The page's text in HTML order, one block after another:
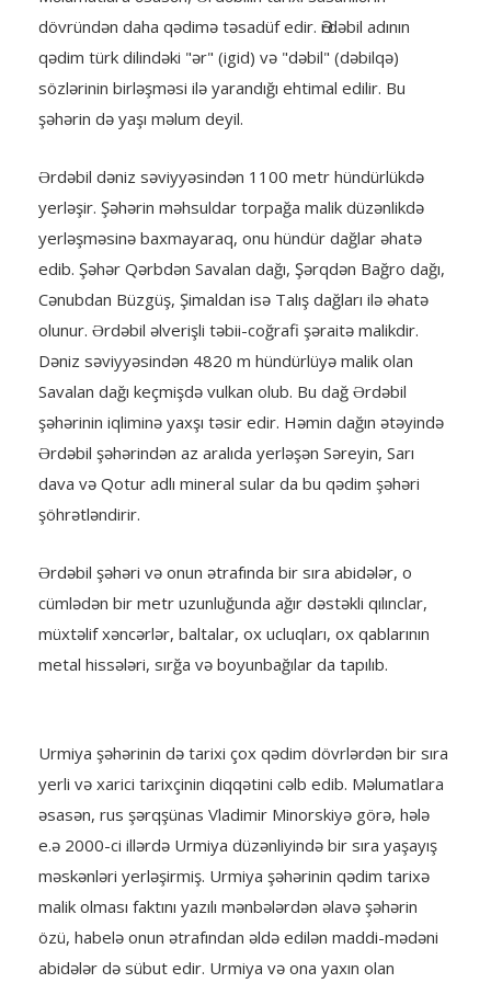
dövründən daha qədimə təsadüf edir. Әrdәbil adının
qәdim türk dilindәki "әr" (igid) vә "dәbil" (dəbilqə)
sözlәrinin birlәşmәsi ilә yarandığı ehtimal edilir. Bu
şəhərin də yaşı məlum deyil.
Ərdəbil dəniz səviyyəsindən 1100 metr hündürlükdə
yerləşir. Şəhərin məhsuldar torpağa malik düzənlikdə
yerləşməsinə baxmayaraq, onu hündür dağlar əhatə
edib. Şəhər Qərbdən Savalan dağı, Şərqdən Bağro dağı,
Cənubdan Büzgüş, Şimaldan isə Talış dağları ilə əhatə
olunur. Ərdəbil əlverişli təbii-coğrafi şəraitə malikdir.
Dəniz səviyyəsindən 4820 m hündürlüyə malik olan
Savalan dağı keçmişdə vulkan olub. Bu dağ Ərdəbil
şəhərinin iqliminə yaxşı təsir edir. Həmin dağın ətəyində
Ərdəbil şəhərindən az aralıda yerləşən Səreyin, Sarı
dava və Qotur adlı mineral sular da bu qədim şəhəri
şöhrətləndirir.
Ərdəbil şəhəri və onun ətrafında bir sıra abidələr, o
cümlədən bir metr uzunluğunda ağır dəstəkli qılınclar,
müxtəlif xəncərlər, baltalar, ox ucluqları, ox qablarının
metal hissələri, sırğa və boyunbağılar da tapılıb.
Urmiya şəhərinin də tarixi çox qədim dövrlərdən bir sıra
yerli və xarici tarixçinin diqqətini cəlb edib. Məlumatlara
əsasən, rus şərqşünas Vladimir Minorskiyə görə, hələ
e.ə 2000-ci illərdə Urmiya düzənliyində bir sıra yaşayış
məskənləri yerləşirmiş. Urmiya şəhərinin qədim tarixə
malik olması faktını yazılı mənbələrdən əlavə şəhərin
özü, habelə onun ətrafından əldə edilən maddi-mədəni
abidələr də sübut edir. Urmiya və ona yaxın olan